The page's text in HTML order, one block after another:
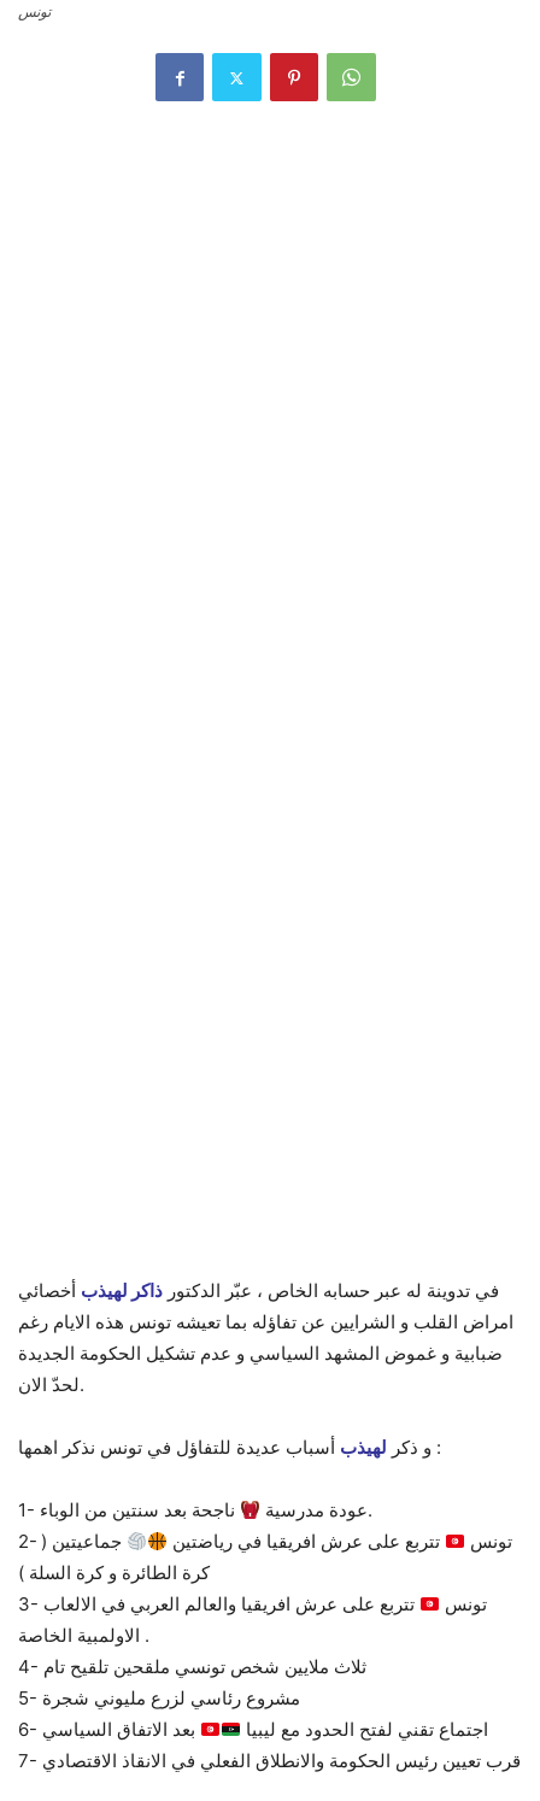
تونس
في تدوينة له عبر حسابه الخاص ، عبّر الدكتور ذاكر لهيذب أخصائي
امراض القلب و الشرايين عن تفاؤله بما تعيشه تونس هذه الايام رغم
ضبابية و غموض المشهد السياسي و عدم تشكيل الحكومة الجديدة
لحدّ الان.
و ذكر لهيذب أسباب عديدة للتفاؤل في تونس نذكر اهمها :
1- عودة مدرسيةناجحة بعد سنتين من الوباء.
2- تونس
تتربع على عرش افريقيا في رياضتين
جماعيتين (
كرة الطائرة و كرة السلة )
3- تونس
تتربع على عرش افريقيا والعالم العربي في الالعاب
الاولمبية الخاصة .
4- ثلاث ملايين شخص تونسي ملقحين تلقيح تام
5- مشروع رئاسي لزرع مليوني شجرة
6- اجتماع تقني لفتح الحدود مع ليبيا
بعد الاتفاق السياسي
7- قرب تعيين رئيس الحكومة والانطلاق الفعلي في الانقاذ الاقتصادي